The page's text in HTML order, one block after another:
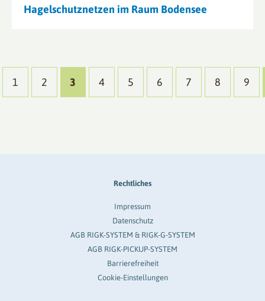
Hagelschutznetzen im Raum Bodensee
1 2 3 4 5 6 7 8 9
Rechtliches
Impressum
Datenschutz
AGB RIGK-SYSTEM & RIGK-G-SYSTEM
AGB RIGK-PICKUP-SYSTEM
Barrierefreiheit
Cookie-Einstellungen